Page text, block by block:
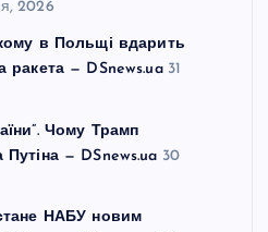
2026
в Польщі вдарить
ракета — DSnews.ua 31
Чому Трамп
— DSnews.ua 30
НАБУ новим